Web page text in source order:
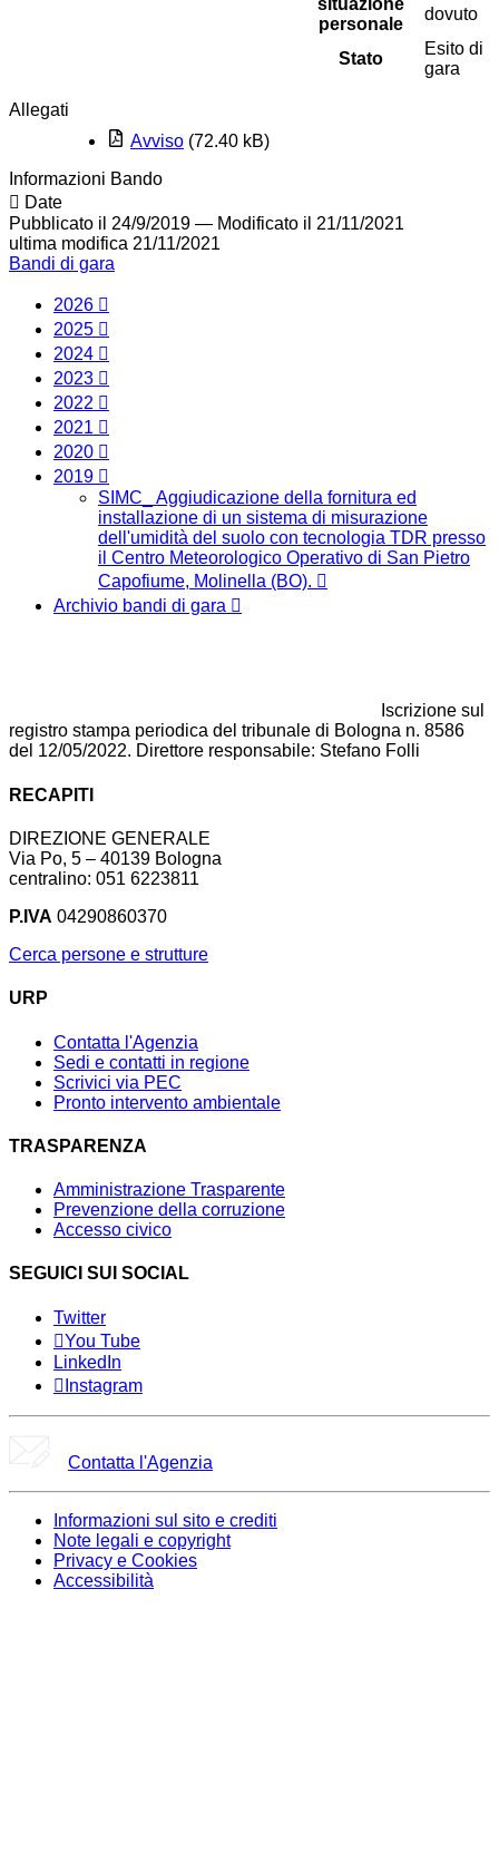
situazione
personale
dovuto
Stato
Esito di
gara
Allegati
Avviso (72.40 kB)
Informazioni Bando
Date
Pubblicato il 24/9/2019 — Modificato il 21/11/2021
ultima modifica 21/11/2021
Bandi di gara
2026
2025
2024
2023
2022
2021
2020
2019
SIMC_ Aggiudicazione della fornitura ed
installazione di un sistema di misurazione
dell'umidità del suolo con tecnologia TDR presso
il Centro Meteorologico Operativo di San Pietro
Capofiume, Molinella (BO).
Archivio bandi di gara
Iscrizione sul
registro stampa periodica del tribunale di Bologna n. 8586
del 12/05/2022. Direttore responsabile: Stefano Folli
RECAPITI
DIREZIONE GENERALE
Via Po, 5 – 40139 Bologna
centralino: 051 6223811
P.IVA 04290860370
Cerca persone e strutture
URP
Contatta l'Agenzia
Sedi e contatti in regione
Scrivici via PEC
Pronto intervento ambientale
TRASPARENZA
Amministrazione Trasparente
Prevenzione della corruzione
Accesso civico
SEGUICI SUI SOCIAL
Twitter
You Tube
LinkedIn
Instagram
Contatta l'Agenzia
Informazioni sul sito e crediti
Note legali e copyright
Privacy e Cookies
Accessibilità